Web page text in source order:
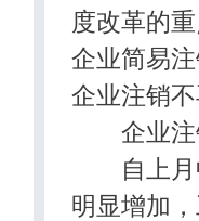
度改革的
企业简易
企业注销
企业注
自上月中
明显增加